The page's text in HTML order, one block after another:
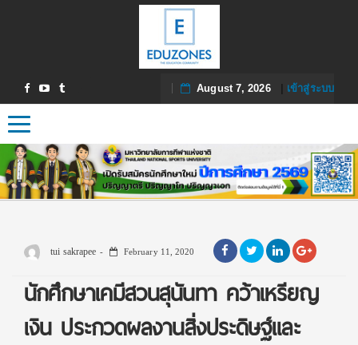
August 7, 2026| เข้าสู่ระบบ
Toggle navigation
tui sakrapee February 11, 2020
นักศึกษาเคมีสวนสุนันทา คว้าเหรียญ
เงิน ประกวดผลงานสิ่งประดิษฐ์และ